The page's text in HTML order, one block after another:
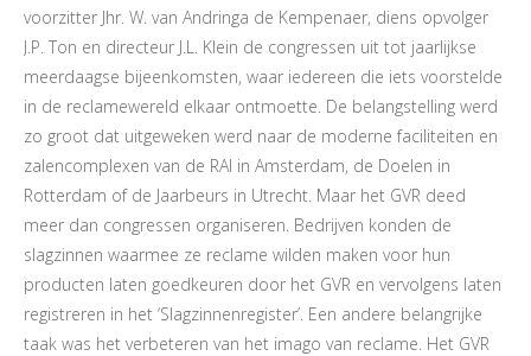
voorzitter Jhr. W. van Andringa de Kempenaer, diens opvolger
J.P. Ton en directeur J.L. Klein de congressen uit tot jaarlijkse
meerdaagse bijeenkomsten, waar iedereen die iets voorstelde
in de reclamewereld elkaar ontmoette. De belangstelling werd
zo groot dat uitgeweken werd naar de moderne faciliteiten en
zalencomplexen van de RAI in Amsterdam, de Doelen in
Rotterdam of de Jaarbeurs in Utrecht. Maar het GVR deed
meer dan congressen organiseren. Bedrijven konden de
slagzinnen waarmee ze reclame wilden maken voor hun
producten laten goedkeuren door het GVR en vervolgens laten
registreren in het ‘Slagzinnenregister’. Een andere belangrijke
taak was het verbeteren van het imago van reclame. Het GVR